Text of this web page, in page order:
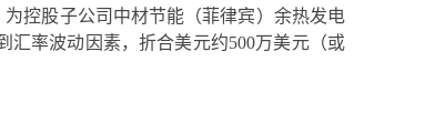
控股子公司中材节能（菲律宾）余热发电
汇率波动因素，折合美元约500万美元（或